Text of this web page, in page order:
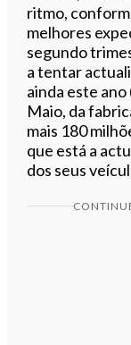
ritmo,
melhores
segundo
a tentar
ainda este ano
Maio, da
mais 180
que está a
dos seus